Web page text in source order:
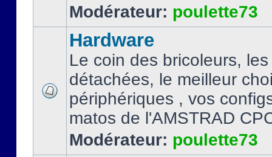
Modérateur: poulette73
Hardware
Le coin des bricoleurs,
détachées, le meilleur
périphériques , vos
matos de l'AMSTRAD
Modérateur: poulette73